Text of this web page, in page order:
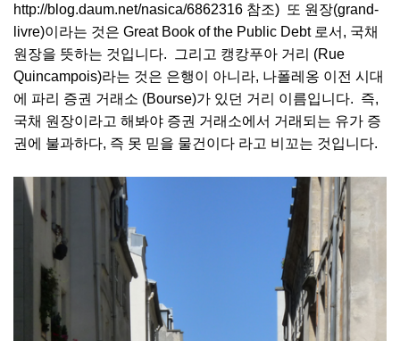
http://blog.daum.net/nasica/6862316 참조) 또 원장(grand-
livre)이라는 것은 Great Book of the Public Debt 로서, 국채
원장을 뜻하는 것입니다. 그리고 캥캉푸아 거리 (Rue
Quincampois)라는 것은 은행이 아니라, 나폴레옹 이전 시대
에 파리 증권 거래소 (Bourse)가 있던 거리 이름입니다. 즉,
국채 원장이라고 해봐야 증권 거래소에서 거래되는 유가 증
권에 불과하다, 즉 못 믿을 물건이다 라고 비꼬는 것입니다.